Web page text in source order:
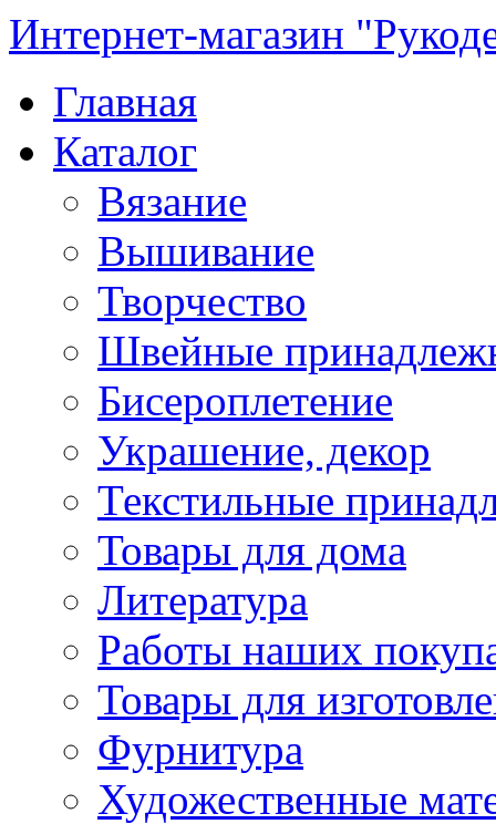
Интернет-магазин
Главная
Каталог
Вязание
Вышивание
Творчество
Швейные
Бисероплетение
Украшение, декор
Текстильные
Товары для дома
Литература
Работы наших
Товары для
Фурнитура
Художественные